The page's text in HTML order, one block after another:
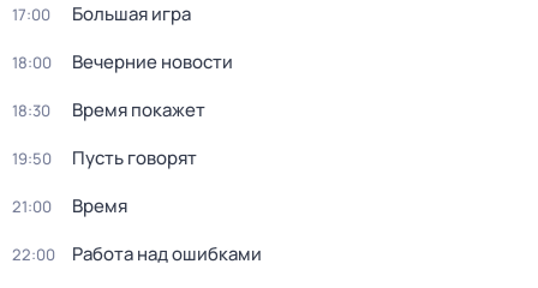
17:00 Большая игра
18:00 Вечерние новости
18:30 Время покажет
19:50 Пусть говорят
21:00 Время
22:00 Работа над ошибками